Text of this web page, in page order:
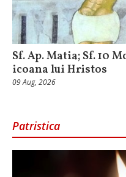
Sf. Ap. Matia; Sf. 10
icoana lui Hristos
09 Aug, 2026
Patristica